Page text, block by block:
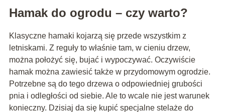
Hamak do ogrodu – czy warto?
Klasyczne hamaki kojarzą się przede wszystkim z
letniskami. Z reguły to właśnie tam, w cieniu drzew,
można położyć się, bujać i wypoczywać. Oczywiście
hamak można zawiesić także w przydomowym ogrodzie.
Potrzebne są do tego drzewa o odpowiedniej grubości
pnia i odległości od siebie. Ale to wcale nie jest warunek
konieczny. Dzisiaj da się kupić specjalne stelaże do